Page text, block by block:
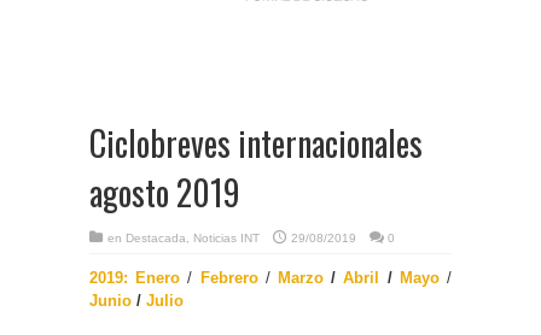
Ciclobreves internacionales
agosto 2019
en Destacada Noticias INT 29/08/2019 0
2019: Enero / Febrero/ Marzo /Abril / Mayo /
Junio / Julio